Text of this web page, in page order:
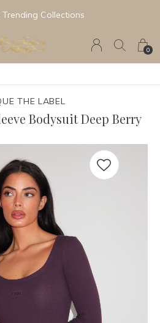
0
Collections
THE LABEL
Bodysuit Deep Berry